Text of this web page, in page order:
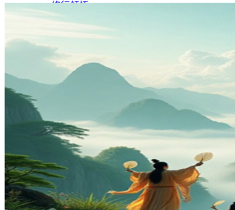
修行领悟
香谱解析
佛道文化
佛家
道家
奇门遁甲
灵异故事
文学
哲学
百家姓
厚黑学